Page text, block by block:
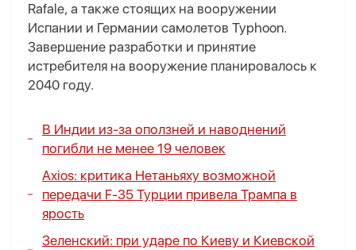
Rafale, а также стоящих на вооружении
Испании и Германии самолетов Typhoon.
Завершение разработки и принятие
истребителя на вооружение планировалось к
2040 году.
В Индии из-за оползней и наводнений
погибли не менее 19 человек
Axios: критика Нетаньяху возможной
передачи F-35 Турции привела Трампа в
ярость
Зеленский: при ударе по Киеву и Киевской